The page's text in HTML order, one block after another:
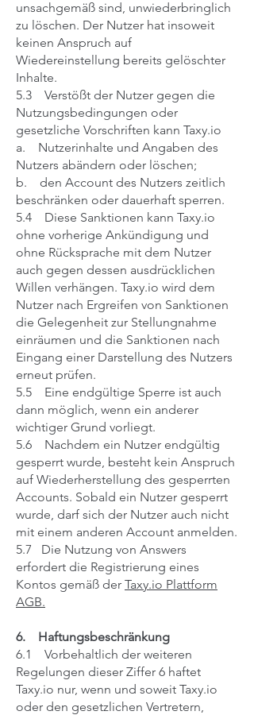
unsachgemäß sind, unwiederbringlich
zu löschen. Der Nutzer hat insoweit
keinen Anspruch auf
Wiedereinstellung bereits gelöschter
Inhalte.
5.3 Verstößt der Nutzer gegen die
Nutzungsbedingungen oder
gesetzliche Vorschriften kann Taxy.io
a. Nutzerinhalte und Angaben des
Nutzers abändern oder löschen;
b. den Account des Nutzers zeitlich
beschränken oder dauerhaft sperren.
5.4 Diese Sanktionen kann Taxy.io
ohne vorherige Ankündigung und
ohne Rücksprache mit dem Nutzer
auch gegen dessen ausdrücklichen
Willen verhängen. Taxy.io wird dem
Nutzer nach Ergreifen von Sanktionen
die Gelegenheit zur Stellungnahme
einräumen und die Sanktionen nach
Eingang einer Darstellung des Nutzers
erneut prüfen.
5.5 Eine endgültige Sperre ist auch
dann möglich, wenn ein anderer
wichtiger Grund vorliegt.
5.6 Nachdem ein Nutzer endgültig
gesperrt wurde, besteht kein Anspruch
auf Wiederherstellung des gesperrten
Accounts. Sobald ein Nutzer gesperrt
wurde, darf sich der Nutzer auch nicht
mit einem anderen Account anmelden.
5.7 Die Nutzung von Answers
erfordert die Registrierung eines
Kontos gemäß der Taxy.io Plattform
AGB.
6. Haftungsbeschränkung
6.1 Vorbehaltlich der weiteren
Regelungen dieser Ziffer ‎6 haftet
Taxy.io nur, wenn und soweit Taxy.io
oder den gesetzlichen Vertretern,